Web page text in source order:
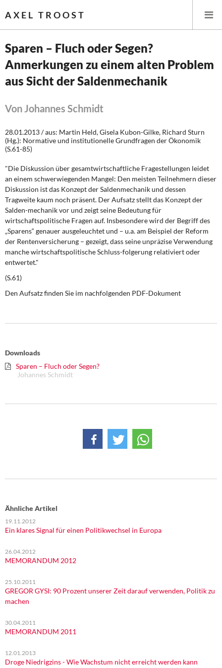
AXEL TROOST
Startseite
Leitlinien linker Wirtschafts- und Finanzpolitik
Wirtschaftspolitik
Öffentliche Infrastruktur und Daseinsvorsorge
Eurokrise und Griechenland
DIE LINKE
Weitere Themen
Memo-Gruppe
Institut Solidarische Moderne
Rosa-Luxemburg-Stiftung
Über mich
Kontakt
Sparen – Fluch oder Segen?
Anmerkungen zu einem alten Problem
aus Sicht der Saldenmechanik
Von Johannes Schmidt
28.01.2013 / aus: Martin Held, Gisela Kubon-Gilke, Richard Sturn
(Hg.): Normative und institutionelle Grundfragen der Ökonomik
(S.61-85)
"Die Diskussion über gesamtwirtschaftliche Fragestellungen leidet
an einem schwerwiegenden Mangel: Den meisten Teilnehmern dieser
Diskussion ist das Konzept der Saldenmechanik und dessen
Tragweite kaum noch präsent. Der Aufsatz stellt das Konzept der
Salden-mechanik vor und zeigt seine Bedeutung für
wirtschaftspolitische Fragen auf. Insbesondere wird der Begriff des
„Sparens“ genauer ausgeleuchtet und – u.a. am Beispiel der Reform
der Rentenversicherung – gezeigt, dass seine unpräzise Verwendung
manche wirtschaftspolitische Schluss-folgerung relativiert oder
entwertet."
(S.61)
Den Aufsatz finden Sie im nachfolgenden PDF-Dokument
Downloads
Sparen – Fluch oder Segen?
Johannes Schmidt
Ähnliche Artikel
19.11.2012
Ein klares Signal für einen Politikwechsel in Europa
26.04.2012
MEMORANDUM 2012
25.10.2011
GREGOR GYSI: 90 Prozent unserer Zeit darauf verwenden, Politik zu
machen
30.04.2011
MEMORANDUM 2011
12.01.2013
Droge Niedrigzins - Wie Wachstum nicht erreicht werden kann